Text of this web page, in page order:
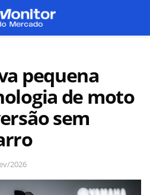
pequena
de moto
sem
2026